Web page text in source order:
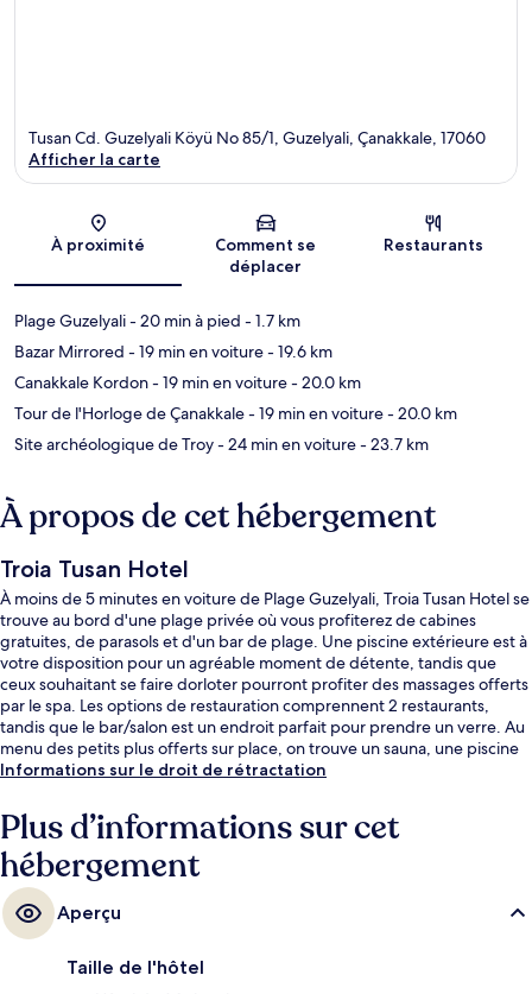
Carte
Tusan Cd. Guzelyali Köyü No 85/1, Guzelyali, Çanakkale, 17060
Afficher la carte
À proximité
Comment se
déplacer
Restaurants
Plage Guzelyali- 20 min à pied - 1.7 km
Bazar Mirrored - 19 min en voiture- 19.6 km
Canakkale Kordon- 19 min en voiture- 20.0 km
Tour de l'Horloge de Çanakkale- 19 min en voiture- 20.0 km
Site archéologique de Troy- 24 min en voiture- 23.7 km
À propos de cet hébergement
Troia Tusan Hotel
À moins de 5 minutes en voiture de Plage Guzelyali, Troia Tusan Hotel se
trouve au bord d'une plage privée où vous profiterez de cabines
gratuites, de parasols et d'un bar de plage. Une piscine extérieure est à
votre disposition pour un agréable moment de détente, tandis que
ceux souhaitant se faire dorloter pourront profiter des massages offerts
par le spa. Les options de restauration comprennent 2 restaurants,
tandis que le bar/salon est un endroit parfait pour prendre un verre. Au
menu des petits plus offerts sur place, on trouve un sauna, une piscine
pour enfants et une terrasse. Sympa non ?
Informations sur le droit de rétractation
Plus d’informations sur cet
hébergement
Aperçu
Taille de l'hôtel